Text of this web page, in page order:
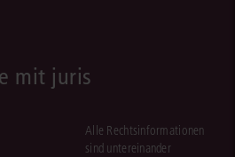
mit juris
Alle Rechtsinformationen
sind untereinander